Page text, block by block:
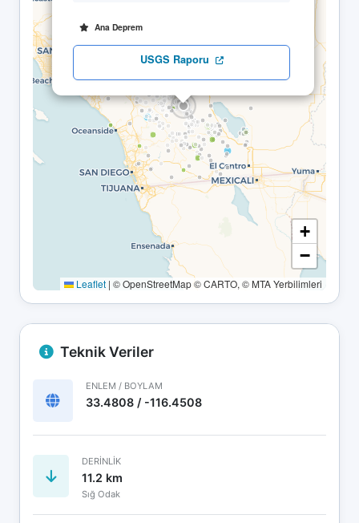
Ana Deprem
USGS Raporu
+
−
Leaflet | © OpenStreetMap © CARTO, © MTA Yerbilimleri
Teknik Veriler
ENLEM / BOYLAM
33.4808 / -116.4508
DERINLIK
11.2 km
Sığ Odak